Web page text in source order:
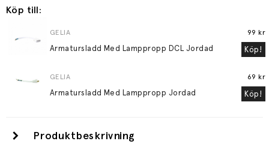
Köp till:
GELIA
Armatursladd Med Lamppropp DCL Jordad
99 kr
Köp!
GELIA
Armatursladd Med Lamppropp Jordad
69 kr
Köp!
Produktbeskrivning